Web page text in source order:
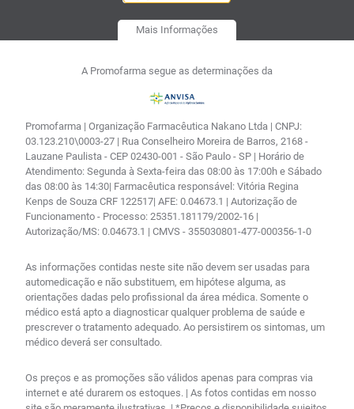
Mais Informações
A Promofarma segue as determinações da
Promofarma | Organização Farmacêutica Nakano Ltda | CNPJ:
03.123.210\0003-27 | Rua Conselheiro Moreira de Barros, 2168 -
Lauzane Paulista - CEP 02430-001 - São Paulo - SP | Horário de
Atendimento: Segunda à Sexta-feira das 08:00 às 17:00h e Sábado
das 08:00 às 14:30| Farmacêutica responsável: Vitória Regina
Kenps de Souza CRF 122517| AFE: 0.04673.1 | Autorização de
Funcionamento - Processo: 25351.181179/2002-16 |
Autorização/MS: 0.04673.1 | CMVS - 355030801-477-000356-1-0
As informações contidas neste site não devem ser usadas para
automedicação e não substituem, em hipótese alguma, as
orientações dadas pelo profissional da área médica. Somente o
médico está apto a diagnosticar qualquer problema de saúde e
prescrever o tratamento adequado. Ao persistirem os sintomas, um
médico deverá ser consultado.
Os preços e as promoções são válidos apenas para compras via
internet e até durarem os estoques. | As fotos contidas em nosso